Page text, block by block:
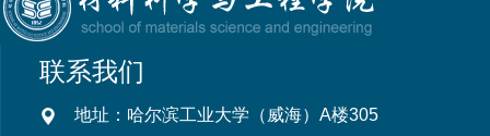
联系我们
地址：哈尔滨工业大学（威海）A楼305